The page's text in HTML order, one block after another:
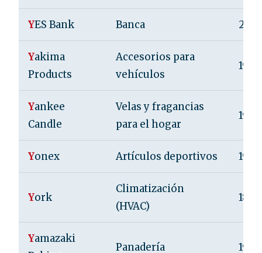
YES Bank Banca
Yakima
Products
Accesorios para
vehículos
1978
Yankee
Candle
Velas y fragancias
para el hogar
1969
Yonex Artículos deportivos 1946
York
Climatización
(HVAC)
1874
Yamazaki
Panadería 1948